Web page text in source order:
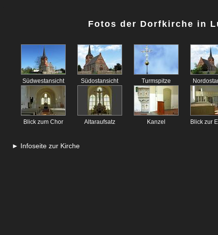
Fotos der Dorfkirche in
Südwestansicht Südostansicht Turmspitze
Blick zum Chor Altaraufsatz Kanzel Blick zur
► Infoseite zur Kirche